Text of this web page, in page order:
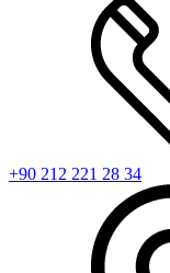
+90 212 221 28 34